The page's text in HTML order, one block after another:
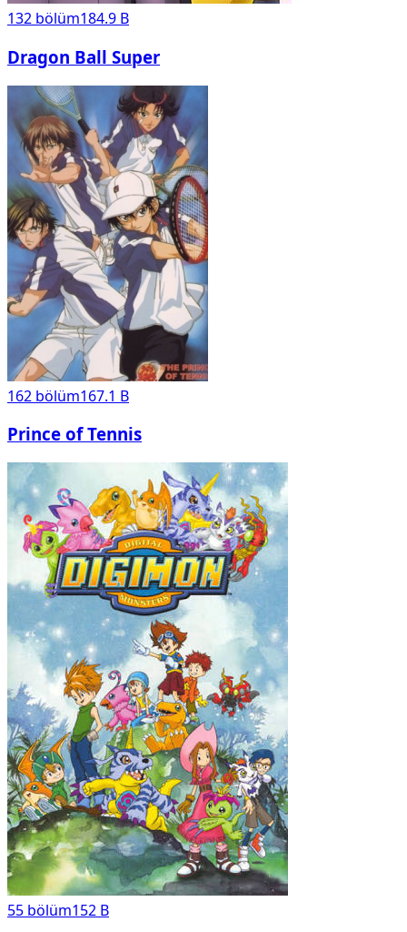
132 bölüm184.9 B
Dragon Ball Super
162 bölüm167.1 B
Prince of Tennis
55 bölüm152 B